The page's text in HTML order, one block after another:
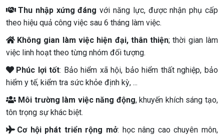
Thu nhập xứng đáng với năng lực, được nhận phụ cấp
theo hiệu quả công việc sau 6 tháng làm việc.
Không gian làm việc hiện đại, thân thiện; thời gian làm
việc linh hoạt theo từng nhóm đối tượng.
Phúc lợi tốt: Bảo hiểm xã hội, bảo hiểm thất nghiệp, bảo
hiểm y tế, kiểm tra sức khỏe định kỳ, ...
Môi trường làm việc năng động, khuyến khích sáng tạo,
tôn trọng sự khác biệt.
Cơ hội phát triển rộng mở: học nâng cao chuyên môn,